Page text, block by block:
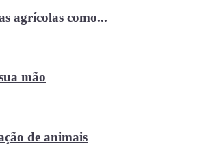
agrícolas como...
mão
de animais